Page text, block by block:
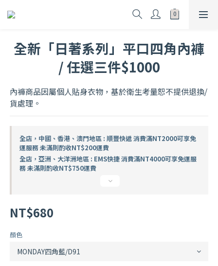
全新「日著系列」平口四角內褲
/ 任選三件$1000
內褲商品因屬個人貼身衣物，基於衛生考量恕不提供退換/
貨處理。
全店，中國、香港、澳門地區 : 順豐快遞 消費滿NT2000可享免
運服務 未滿則酌收NT$200運費
全店，亞洲、大洋洲地區 : EMS快捷 消費滿NT4000可享免運服
務 未滿則酌收NT$750運費
NT$680
顏色